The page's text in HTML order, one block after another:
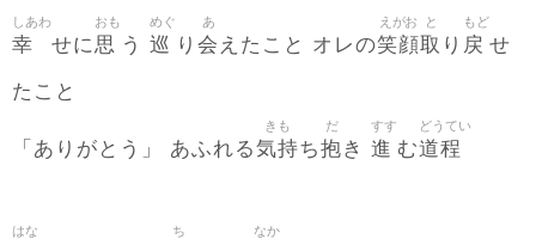
幸
しあわ
せに思
おも
う 巡
めぐ
り 会
あ
えたこと オレの笑顔
えがお
取
と
り 戻
もど
せ
たこと
「ありがとう」 あふれる気持
きも
ち抱
だ
き 進
すす
む道程
どうてい
はな ち なか